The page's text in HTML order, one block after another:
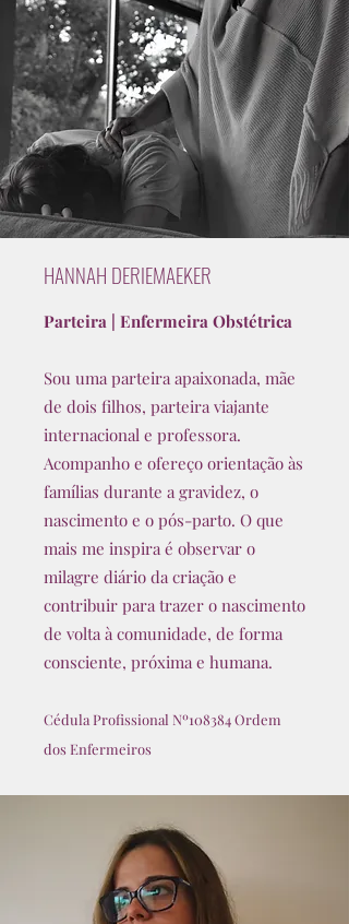
HANNAH DERIEMAEKER
Parteira | Enfermeira Obstétrica
Sou uma parteira apaixonada, mãe
de dois filhos, parteira viajante
internacional e professora.
Acompanho e ofereço orientação às
famílias durante a gravidez, o
nascimento e o pós-parto. O que
mais me inspira é observar o
milagre diário da criação e
contribuir para trazer o nascimento
de volta à comunidade, de forma
consciente, próxima e humana.
Cédula Profissional Nº108384Ordem
dos Enfermeiros